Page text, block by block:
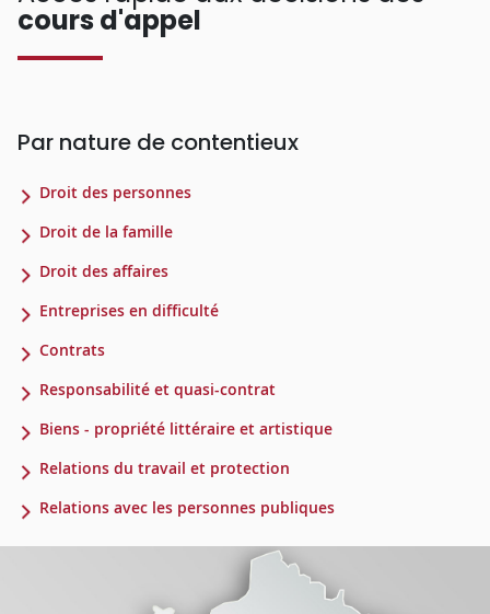
cours d'appel
Par nature de contentieux
Droit des personnes
Droit de la famille
Droit des affaires
Entreprises en difficulté
Contrats
Responsabilité et quasi-contrat
Biens - propriété littéraire et artistique
Relations du travail et protection
Relations avec les personnes publiques